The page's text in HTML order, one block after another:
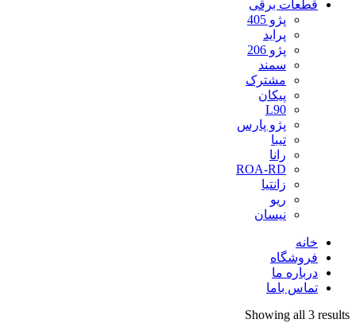
قطعات برقی
پژو 405
پراید
پژو 206
سمند
مشترک
پیکان
L90
پژو پارس
تیبا
رانا
ROA-RD
زانتیا
ریو
نیسان
خانه
فروشگاه
درباره ما
تماس باما
Showing all 3 results